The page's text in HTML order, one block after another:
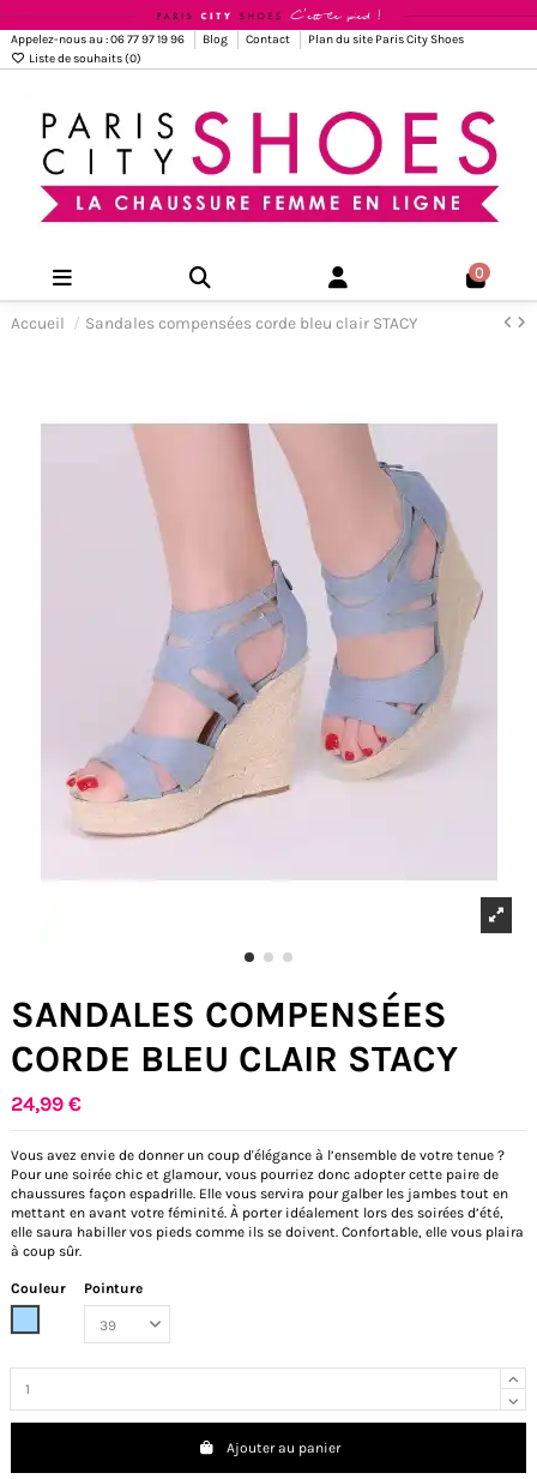
Appelez-nous au : 06 77 97 19 96 Blog Contact
Plan du site Paris City Shoes
Liste de souhaits (0)
0
Accueil Sandales compensées corde bleu clair STACY
SANDALES COMPENSÉES
CORDE BLEU CLAIR STACY
24,99 €
Vous avez envie de donner un coup d'élégance à l’ensemble de votre tenue ?
Pour une soirée chic et glamour, vous pourriez donc adopter cette paire de
chaussures façon espadrille. Elle vous servira pour galber les jambes tout en
mettant en avant votre féminité. À porter idéalement lors des soirées d’été,
elle saura habiller vos pieds comme ils se doivent. Confortable, elle vous plaira
à coup sûr.
Couleur
Pointure
Ajouter au panier